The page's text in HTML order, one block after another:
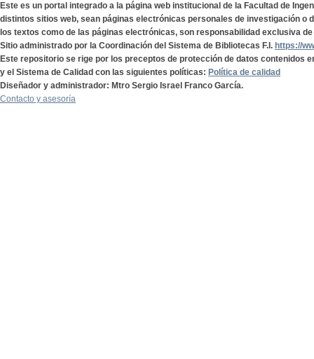
Este es un portal integrado a la página web institucional de la Facultad de
distintos sitios web, sean páginas electrónicas personales de investigación o
los textos como de las páginas electrónicas, son responsabilidad exclusiva
Sitio administrado por la Coordinación del Sistema de Bibliotecas F.I. https://
Este repositorio se rige por los preceptos de protección de datos contenidos
y el Sistema de Calidad con las siguientes políticas: Política de calidad
Diseñador y administrador: Mtro Sergio Israel Franco García.
Contacto y asesoría